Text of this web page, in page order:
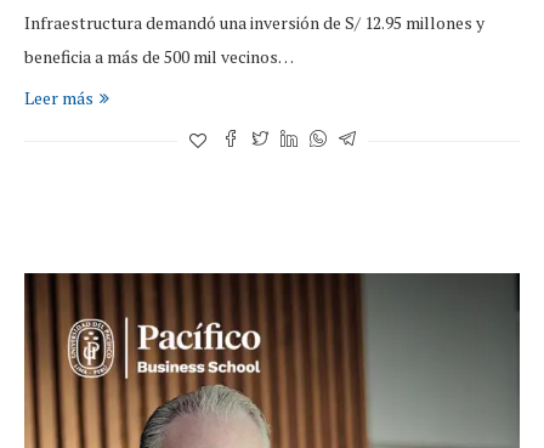
Infraestructura demandó una inversión de S/ 12.95 millones y
beneficia a más de 500 mil vecinos…
Leer más